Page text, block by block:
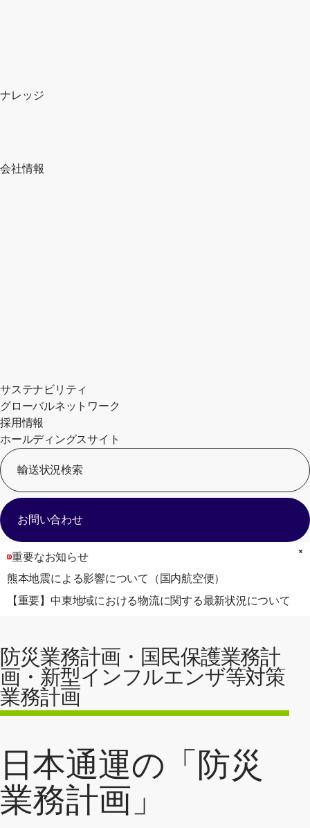
ナレッジ
会社情報
サステナビリティ
グローバルネットワーク
採用情報
ホールディングスサイト
輸送状況検索
[
お問い合わせ
重要なお知らせ
熊本地震による影響について（国内航空便）
【重要】中東地域における物流に関する最新状況について
防災業務計画・国民保護業務計
画・新型インフルエンザ等対策
業務計画
日本通運の「防災
業務計画」